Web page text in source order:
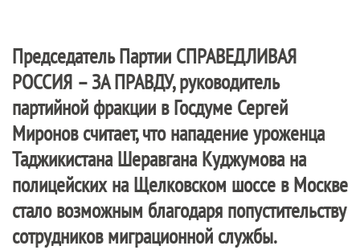
Председатель Партии СПРАВЕДЛИВАЯ
РОССИЯ – ЗА ПРАВДУ, руководитель
партийной фракции в Госдуме Сергей
Миронов считает, что нападение уроженца
Таджикистана Шеравгана Куджумова на
полицейских на Щелковском шоссе в Москве
стало возможным благодаря попустительству
сотрудников миграционной службы.